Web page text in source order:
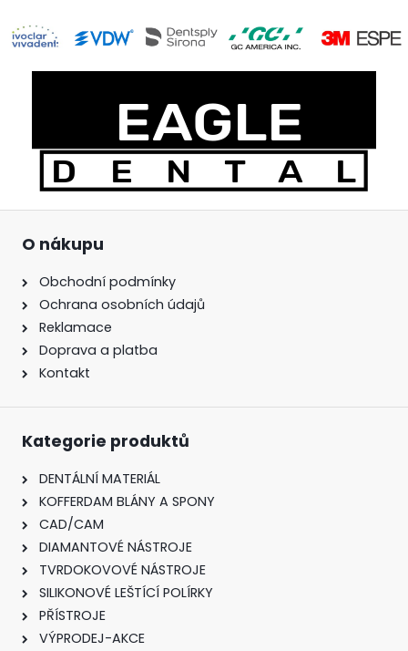
O nákupu
Obchodní podmínky
Ochrana osobních údajů
Reklamace
Doprava a platba
Kontakt
Kategorie produktů
DENTÁLNÍ MATERIÁL
KOFFERDAM BLÁNY A SPONY
CAD/CAM
DIAMANTOVÉ NÁSTROJE
TVRDOKOVOVÉ NÁSTROJE
SILIKONOVÉ LEŠTÍCÍ POLÍRKY
PŘÍSTROJE
VÝPRODEJ-AKCE